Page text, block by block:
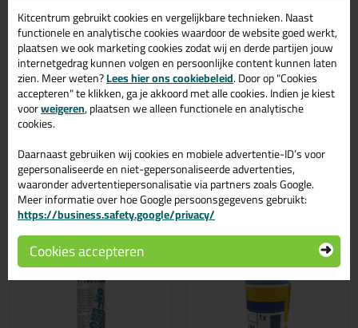
Heel makkelijk om mee te werken.
Geschreven door Piet Koppelman op 9 juni 2023
Ook een review schrijven?
Schrijf hier je review over Bostik H750 Seal 'N' Bond Premium
290ml >
Gerelateerde producten
Kitcentrum gebruikt cookies en vergelijkbare technieken. Naast
functionele en analytische cookies waardoor de website goed werkt,
plaatsen we ook marketing cookies zodat wij en derde partijen jouw
internetgedrag kunnen volgen en persoonlijke content kunnen laten
zien. Meer weten?Lees hier ons cookiebeleid. Door op "Cookies
accepteren" te klikken, ga je akkoord met alle cookies. Indien je kiest
voorweigeren, plaatsen we alleen functionele en analytische
cookies.
Daarnaast gebruiken wij cookies en mobiele advertentie-ID’s voor
gepersonaliseerde en niet-gepersonaliseerde advertenties,
waaronder advertentiepersonalisatie via partners zoals Google.
Meer informatie over hoe Google persoonsgegevens gebruikt:
https://business.safety.google/privacy/
Cookies accepteren